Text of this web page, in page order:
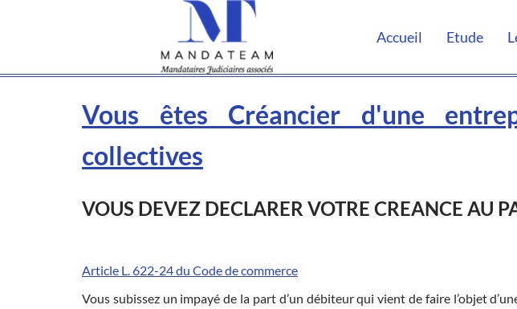
Accueil Etude
Vous êtes Créancier d'une
collectives
VOUS DEVEZ DECLARER VOTRE CREANCE AU
Article L. 622-24 du Code de commerce
Vous subissez un impayé de la part d’un débiteur qui vient de faire l’objet